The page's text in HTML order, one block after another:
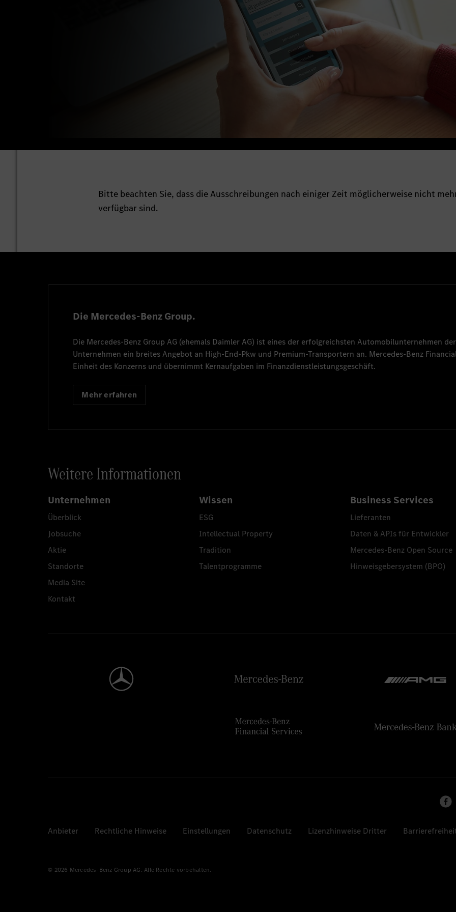
Bitte beachten Sie, dass die Ausschreibungen nach einiger Zeit möglicherweise nicht
verfügbar sind.
Die Mercedes-Benz Group.
Die Mercedes-Benz Group AG (ehemals Daimler AG) ist eines der erfolgreichsten Automobilunternehmen
Unternehmen ein breites Angebot an High-End-Pkw und Premium-Transportern an. Mercedes-Benz
Einheit des Konzerns und übernimmt Kernaufgaben im Finanzdienstleistungsgeschäft.
Mehr erfahren
Weitere Informationen
Unternehmen
Überblick
Jobsuche
Aktie
Standorte
Media Site
Kontakt
Wissen
ESG
Intellectual Property
Tradition
Talentprogramme
Business Services
Lieferanten
Daten & APIs für Entwickler
Mercedes-Benz Open Source
Hinweisgebersystem (BPO)
Anbieter Rechtliche Hinweise Einstellungen Datenschutz Lizenzhinweise Dritter
© 2026 Mercedes-Benz Group AG. Alle Rechte vorbehalten.